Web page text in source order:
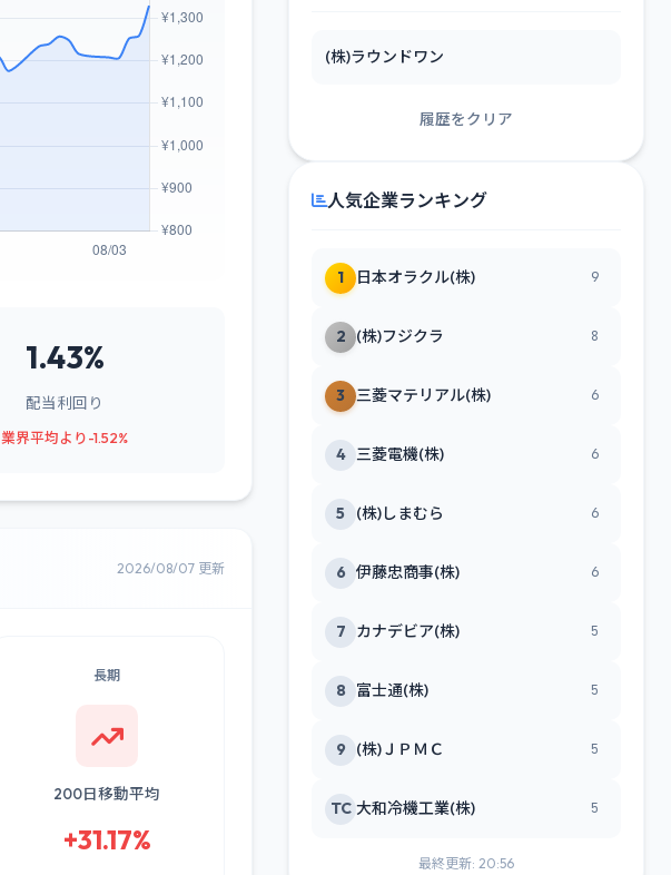
1.43%
配当利回り
業界平均より-1.52%
2026/08/07 更新
長期
200日移動平均
+31.17%
(株)ラウンドワン
履歴をクリア
人気企業ランキング
1 日本オラクル(株) 9
2 (株)フジクラ 8
3 三菱マテリアル(株) 6
4 三菱電機(株) 6
5 (株)しまむら 6
6 伊藤忠商事(株) 6
7 カナデビア(株) 5
8 富士通(株) 5
9 (株)ＪＰＭＣ 5
TC 大和冷機工業(株) 5
最終更新: 20:56